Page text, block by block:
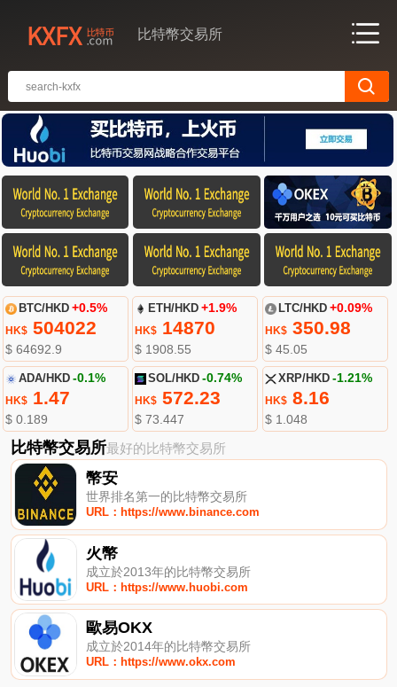
比特幣交易所
BTC/HKD +0.5%
HK$504022
$ 64692.9
ETH/HKD +1.9%
HK$ 14870
$ 1908.55
LTC/HKD +0.09%
HK$350.98
$ 45.05
ADA/HKD -0.1%
HK$1.47
$ 0.189
SOL/HKD -0.74%
HK$ 572.23
$ 73.447
XRP/HKD -1.21%
HK$8.16
$ 1.048
比特幣交易所最好的比特幣交易所
幣安
世界排名第一的比特幣交易所
URL：https://www.binance.com
火幣
成立於2013年的比特幣交易所
URL：https://www.huobi.com
歐易OKX
成立於2014年的比特幣交易所
URL：https://www.okx.com